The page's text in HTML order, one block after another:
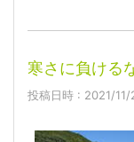
寒さに負ける
投稿日時 : 2021/11/